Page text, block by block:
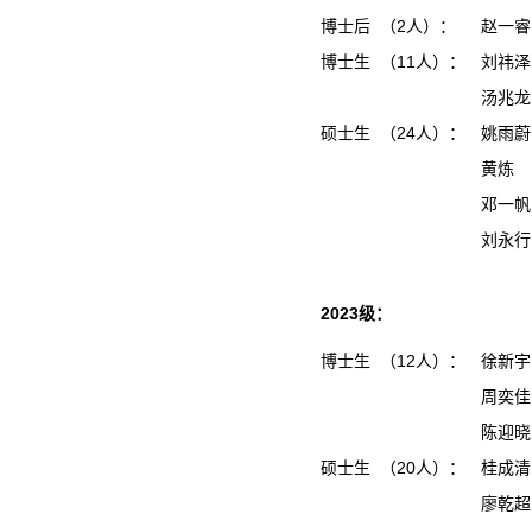
博士后 （2人）：
赵一睿
博士生 （11人）：
刘祎泽
汤兆龙
硕士生 （24人）：
姚雨
黄炼
邓一
刘永
2023级：
博士生 （12人）：
徐新宇
周奕佳
陈迎晓
硕士生 （20人）：
桂成
廖乾